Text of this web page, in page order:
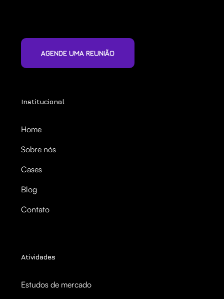
AGENDE UMA REUNIÃO
Institucional
Home
Sobre nós
Cases
Blog
Contato
Atividades
Estudos de mercado